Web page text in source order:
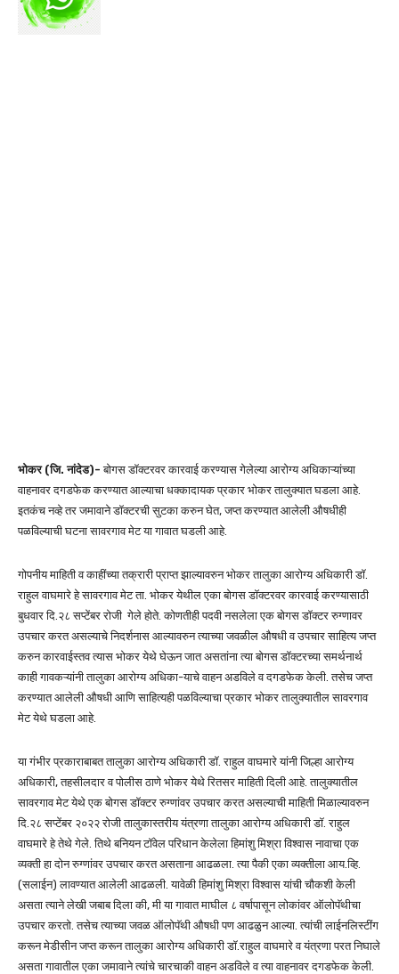
भोकर (जि. नांदेड)- बोगस डॉक्टरवर कारवाई करण्यास गेलेल्या आरोग्य अधिकाऱ्यांच्या
वाहनावर दगडफेक करण्यात आल्याचा धक्कादायक प्रकार भोकर तालुक्यात घडला आहे.
इतकंच नव्हे तर जमावाने डॉक्टरची सुटका करुन घेत, जप्त करण्यात आलेली औषधीही
पळविल्याची घटना सावरगाव मेट या गावात घडली आहे.
गोपनीय माहिती व काहींच्या तक्रारी प्राप्त झाल्यावरुन भोकर तालुका आरोग्य अधिकारी डॉ.
राहुल वाघमारे हे सावरगाव मेट ता. भोकर येथील एका बोगस डॉक्टरवर कारवाई करण्यासाठी
बुधवार दि.२८ सप्टेंबर रोजी गेले होते. कोणतीही पदवी नसलेला एक बोगस डॉक्टर रुग्णावर
उपचार करत असल्याचे निदर्शनास आल्यावरुन त्याच्या जवळील औषधी व उपचार साहित्य जप्त
करुन कारवाईस्तव त्यास भोकर येथे घेऊन जात असतांना त्या बोगस डॉक्टरच्या समर्थनार्थ
काही गावकऱ्यांनी तालुका आरोग्य अधिका-याचे वाहन अडविले व दगडफेक केली. तसेच जप्त
करण्यात आलेली औषधी आणि साहित्यही पळविल्याचा प्रकार भोकर तालुक्यातील सावरगाव
मेट येथे घडला आहे.
या गंभीर प्रकाराबाबत तालुका आरोग्य अधिकारी डॉ. राहुल वाघमारे यांनी जिल्हा आरोग्य
अधिकारी, तहसीलदार व पोलीस ठाणे भोकर येथे रितसर माहिती दिली आहे. तालुक्यातील
सावरगाव मेट येथे एक बोगस डॉक्टर रुग्णांवर उपचार करत असल्याची माहिती मिळाल्यावरुन
दि.२८ सप्टेंबर २०२२ रोजी तालुकास्तरीय यंत्रणा तालुका आरोग्य अधिकारी डॉ. राहुल
वाघमारे हे तेथे गेले. तिथे बनियन टॉवेल परिधान केलेला हिमांशु मिश्रा विश्वास नावाचा एक
व्यक्ती हा दोन रुग्णांवर उपचार करत असताना आढळला. त्या पैकी एका व्यक्तीला आय.व्हि.
(सलाईन) लावण्यात आलेली आढळली. यावेळी हिमांशु मिश्रा विश्वास यांची चौकशी केली
असता त्याने लेखी जबाब दिला की, मी या गावात माघील ८ वर्षापासून लोकांवर ऑलोपॅथीचा
उपचार करतो. तसेच त्याच्या जवळ ऑलोपॅथी औषधी पण आढळुन आल्या. त्यांची लाईनलिस्टींग
करून मेडीसीन जप्त करून तालुका आरोग्य अधिकारी डॉ.राहुल वाघमारे व यंत्रणा परत निघाले
असता गावातील एका जमावाने त्यांचे चारचाकी वाहन अडविले व त्या वाहनावर दगडफेक केली.